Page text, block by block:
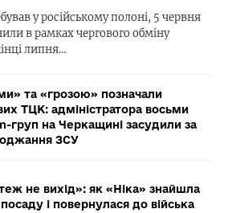
у російському полоні, 5 червня
в рамках чергового обміну
липня…
та «грозою» позначали
ТЦК: адміністратора восьми
груп на Черкащині засудили за
ЗСУ
не вихід»: як «Ніка» знайшла
і повернулася до війська